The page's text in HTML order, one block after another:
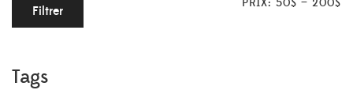
Filtrer PRIX: 50$ — 200$
Tags